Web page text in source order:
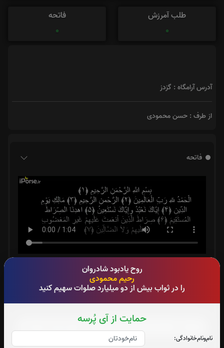
روح یادبود شادروان
رحیم محمودی
را در ثواب بیش از دو میلیارد صلوات سهیم کنید
حمایت از آی پُرسه
نام‌و‌نام‌خانوادگی:
طلب آمرزش
0
فاتحه
0
آدرس آرامگاه : گزدز
از طرف : حسن محمودی
فاتحه
قرائت سوره الرحمن را تقبل میکنم